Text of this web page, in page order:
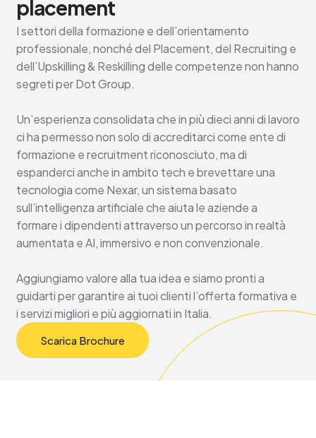
placement
I settori della formazione e dell’orientamento
professionale, nonché del Placement, del Recruiting e
dell’Upskilling & Reskilling delle competenze non hanno
segreti per Dot Group.
Un’esperienza consolidata che in più dieci anni di lavoro
ci ha permesso non solo di accreditarci come ente di
formazione e recruitment riconosciuto, ma di
espanderci anche in ambito tech e brevettare una
tecnologia come Nexar, un sistema basato
sull’intelligenza artificiale che aiuta le aziende a
formare i dipendenti attraverso un percorso in realtà
aumentata e AI, immersivo e non convenzionale.
Aggiungiamo valore alla tua idea e siamo pronti a
guidarti per garantire ai tuoi clienti l’offerta formativa e
i servizi migliori e più aggiornati in Italia.
Scarica Brochure